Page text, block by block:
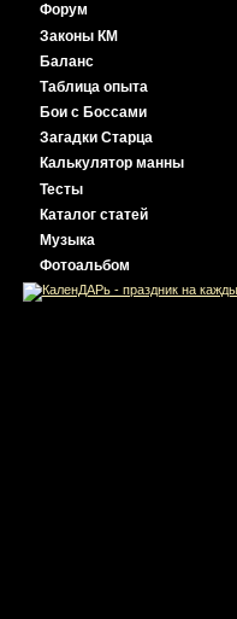
Форум
Законы КМ
Баланс
Таблица опыта
Бои с Боссами
Загадки Старца
Калькулятор манны
Тесты
Каталог статей
Музыка
Фотоальбом